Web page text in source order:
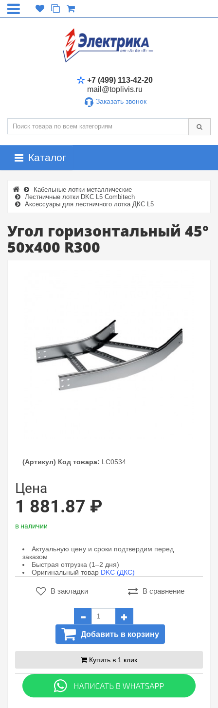
+7 (499) 113-42-20
mail@toplivis.ru
Заказать звонок
Каталог
Кабельные лотки металлические
Лестничные лотки DKC L5 Combitech
Аксессуары для лестничного лотка ДКС L5
Угол горизонтальный 45°
50x400 R300
(Артикул) Код товара: LC0534
Цена
1 881.87 ₽
в наличии
Актуальную цену и сроки подтвердим перед
заказом
Быстрая отгрузка (1–2 дня)
Оригинальный товар DKC (ДКС)
В закладки В сравнение
Добавить в корзину
Купить в 1 клик